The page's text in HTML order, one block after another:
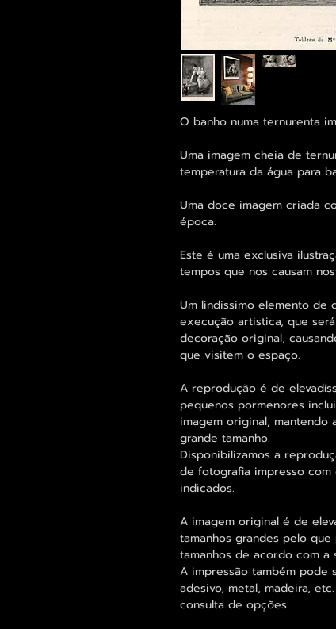
O banho numa ternurenta
Uma imagem cheia de
temperatura da água para
Uma doce imagem criada
época.
Este é uma exclusiva
tempos que nos causam
Um lindissimo elemento de
execução artistica, que
decoração original,
que visitem o espaço.
A reprodução é de
pequenos pormenores
imagem original, mantendo
grande tamanho.
Disponibilizamos a
de fotografia impresso com
indicados.
A imagem original é de
tamanhos grandes pelo
tamanhos de acordo com a
A impressão também pode
adesivo, metal, madeira,
consulta de opções.